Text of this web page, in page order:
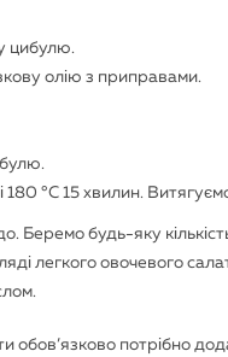
цибулю.
олію з приправами.
°С 15 хвилин.
будь-яку
легкого овочевого
обов’язково потрібно